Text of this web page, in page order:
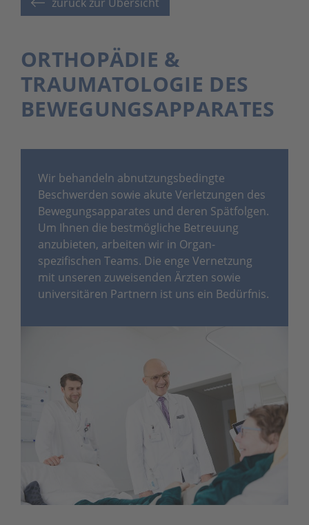
ORTHOPÄDIE &
TRAUMATOLOGIE DES
BEWEGUNGSAPPARATES
Wir behandeln abnutzungsbedingte
Beschwerden sowie akute Verletzungen des
Bewegungsapparates und deren Spätfolgen.
Um Ihnen die bestmögliche Betreuung
anzubieten, arbeiten wir in Organ-
spezifischen Teams. Die enge Vernetzung
mit unseren zuweisenden Ärzten sowie
universitären Partnern ist uns ein Bedürfnis.